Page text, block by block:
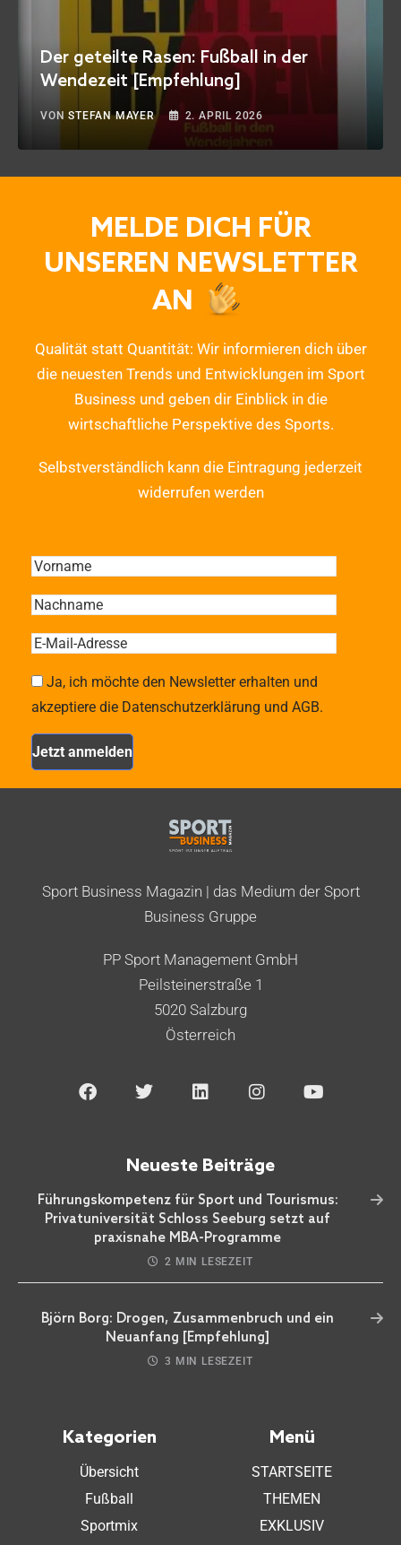
Der geteilte Rasen: Fußball in der
Wendezeit [Empfehlung]
VONSTEFAN MAYER 2. APRIL 2026
MELDE DICH FÜR
UNSEREN NEWSLETTER
AN
Qualität statt Quantität: Wir informieren dich über
die neuesten Trends und Entwicklungen im Sport
Business und geben dir Einblick in die
wirtschaftliche Perspektive des Sports.
Selbstverständlich kann die Eintragung jederzeit
widerrufen werden
Ja, ich möchte den Newsletter erhalten und
akzeptiere die Datenschutzerklärung und AGB.
Sport Business Magazin | das Medium der Sport
Business Gruppe
PP Sport Management GmbH
Peilsteinerstraße 1
5020 Salzburg
Österreich
Neueste Beiträge
Führungskompetenz für Sport und Tourismus:
Privatuniversität Schloss Seeburg setzt auf
praxisnahe MBA-Programme
2 MIN LESEZEIT
Björn Borg: Drogen, Zusammenbruch und ein
Neuanfang [Empfehlung]
3 MIN LESEZEIT
Kategorien
Übersicht
Fußball
Sportmix
Menü
STARTSEITE
THEMEN
EXKLUSIV